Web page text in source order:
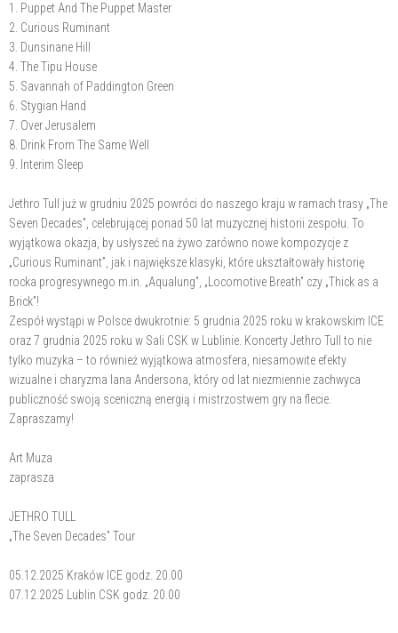
1. Puppet And The Puppet Master
2. Curious Ruminant
3. Dunsinane Hill
4. The Tipu House
5. Savannah of Paddington Green
6. Stygian Hand
7. Over Jerusalem
8. Drink From The Same Well
9. Interim Sleep
Jethro Tull już w grudniu 2025 powróci do naszego kraju w ramach trasy „The
Seven Decades”, celebrującej ponad 50 lat muzycznej historii zespołu. To
wyjątkowa okazja, by usłyszeć na żywo zarówno nowe kompozycje z
„Curious Ruminant”, jak i największe klasyki, które ukształtowały historię
rocka progresywnego m.in. „Aqualung”, „Locomotive Breath” czy „Thick as a
Brick”!
Zespół wystąpi w Polsce dwukrotnie: 5 grudnia 2025 roku w krakowskim ICE
oraz 7 grudnia 2025 roku w Sali CSK w Lublinie. Koncerty Jethro Tull to nie
tylko muzyka – to również wyjątkowa atmosfera, niesamowite efekty
wizualne i charyzma Iana Andersona, który od lat niezmiennie zachwyca
publiczność swoją sceniczną energią i mistrzostwem gry na flecie.
Zapraszamy!
Art Muza
zaprasza
JETHRO TULL
„The Seven Decades” Tour
05.12.2025 Kraków ICE godz. 20.00
07.12.2025 Lublin CSK godz. 20.00